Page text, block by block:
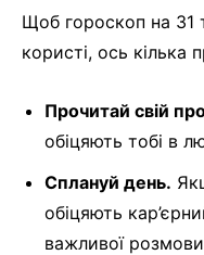
Щоб гороскоп на 31
користі, ось кілька
Прочитай свій
обіцяють тобі в
Сплануй день.
обіцяють
важливої